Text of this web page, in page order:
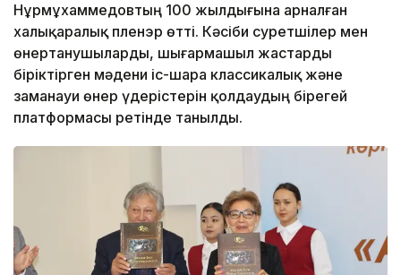
Нұрмұхаммедовтың 100 жылдығына арналған
халықаралық пленэр өтті. Кәсіби суретшілер мен
өнертанушыларды, шығармашыл жастарды
біріктірген мәдени іс-шара классикалық және
заманауи өнер үдерістерін қолдаудың бірегей
платформасы ретінде танылды.